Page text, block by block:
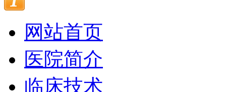
网站首页
医院简介
临床技术